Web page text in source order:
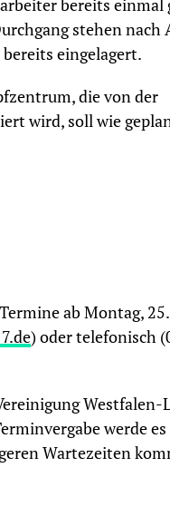
bereits einmal
stehen nach
eingelagert.
die von der
wird, soll wie
ab Montag,
) oder telefonisch
werde
Wartezeiten